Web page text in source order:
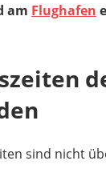
am Flughafen
sind nicht